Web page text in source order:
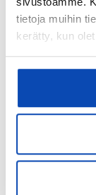
tietoja muihin
kerätty, kun
Kohde
Ei
Kiinteistö
1990